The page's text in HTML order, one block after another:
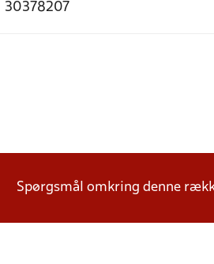
30378207
Spørgsmål omkring denne